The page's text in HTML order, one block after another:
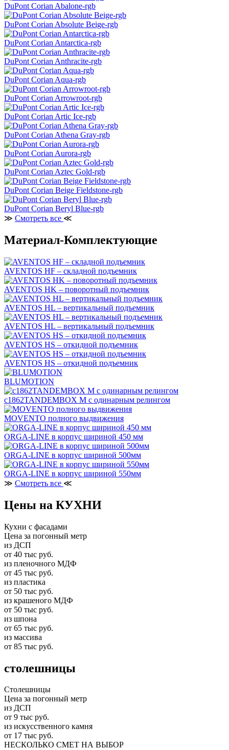
DuPont Corian Abalone-rgb
DuPont Corian Absolute Beige-rgb
DuPont Corian Antarctica-rgb
DuPont Corian Anthracite-rgb
DuPont Corian Aqua-rgb
DuPont Corian Arrowroot-rgb
DuPont Corian Artic Ice-rgb
DuPont Corian Athena Gray-rgb
DuPont Corian Aurora-rgb
DuPont Corian Aztec Gold-rgb
DuPont Corian Beige Fieldstone-rgb
DuPont Corian Beryl Blue-rgb
≫ Смотреть все ≪
Материал-Комплектующие
AVENTOS HF – складной подъемник
AVENTOS HK – поворотный подъемник
AVENTOS HL – вертикальный подъемник
AVENTOS HL – вертикальный подъемник
AVENTOS HS – откидной подъемник
AVENTOS HS – откидной подъемник
BLUMOTION
c1862TANDEMBOX М с одинарным релингом
MOVENTO полного выдвижения
ORGA-LINE в корпус шириной 450 мм
ORGA-LINE в корпус шириной 500мм
ORGA-LINE в корпус шириной 550мм
≫ Смотреть все ≪
Цены на КУХНИ
Кухни с фасадами
Цена за погонный метр
из ДСП
от 40 тыс руб.
из пленочного МДФ
от 45 тыс руб.
из пластика
от 50 тыс руб.
из крашеного МДФ
от 50 тыс руб.
из шпона
от 65 тыс руб.
из массива
от 85 тыс руб.
столешницы
Столешницы
Цена за погонный метр
из ДСП
от 9 тыс руб.
из искусственного камня
от 17 тыс руб.
НЕСКОЛЬКО СМЕТ НА ВЫБОР